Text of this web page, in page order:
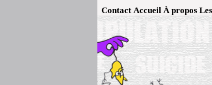
Contact Accueil À propos